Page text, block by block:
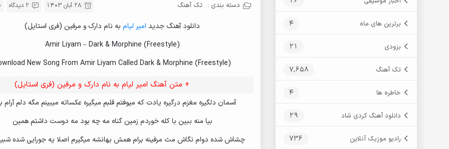
برترین های ماه 4
بزودی 21
تک آهنگ 7,658
خاطره ها 4
دانلود آهنگ کردی شاد 29
رادیو موزیک آنلاین 736
دسته بندی : تک آهنگ 2 دیدگاه 28 آبان 1403
دانلود آهنگ جدید امیر لیام به نام دارک و مرفین (فری استایل)
Amir Liyam – Dark & Morphine (Freestyle)
New Song From Amir Liyam Called Dark & Morphine (Freestyle)
+ متن آهنگ امیر لیام به نام دارک و مرفین (فری استایل)
آسمان دلگیره مغزم درگیره یادت که میوفتم قلبم میگیره عکساته میبینم مگه دلم آرام
بیا منه ببین با کله خوردم زمین گناه مه چه بود مه دوست داشتم همین
چشاش شده دوام نگاش مث مرفینه برام همش بهانشه میگیرم اصلا یه جورایی شده شبیه